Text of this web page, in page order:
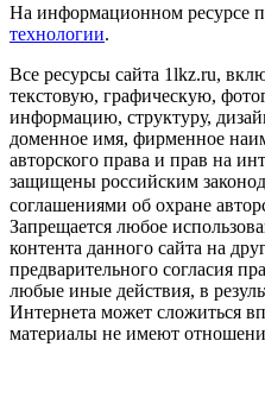
На информационном ресурсе
технологии.
Все ресурсы сайта 1lkz.ru,
текстовую, графическую,
информацию, структуру,
доменное имя, фирменное
авторского права и прав на
защищены российским
соглашениями об охране
Запрещается любое
контента данного сайта на
предварительного согласия
любые иные действия, в
Интернета может сложиться
материалы не имеют